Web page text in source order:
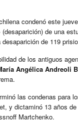
condenó este
(desaparición) de una
de 119
de los antiguos
Angélica Andreoli
las condenas para
y dictaminó 13 años
Martchenko.